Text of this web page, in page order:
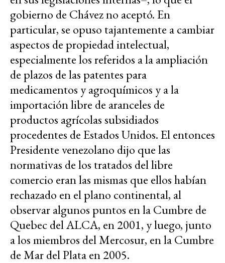
gobierno de Chávez no aceptó. En
particular, se opuso tajantemente a cambiar
aspectos de propiedad intelectual,
especialmente los referidos a la ampliación
de plazos de las patentes para
medicamentos y agroquímicos y a la
importación libre de aranceles de
productos agrícolas subsidiados
procedentes de Estados Unidos. El entonces
Presidente venezolano dijo que las
normativas de los tratados del libre
comercio eran las mismas que ellos habían
rechazado en el plano continental, al
observar algunos puntos en la Cumbre de
Quebec del ALCA, en 2001, y luego, junto
a los miembros del Mercosur, en la Cumbre
de Mar del Plata en 2005.